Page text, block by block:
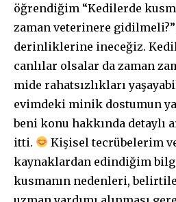
öğrendiğim “Kedilerde
zaman veterinere
derinliklerine ineceğiz.
canlılar olsalar da zaman
mide rahatsızlıkları
evimdeki minik dostumun
beni konu hakkında detaylı
itti.
Kişisel tecrübelerim
kaynaklardan edindiğim
kusmanın nedenleri,